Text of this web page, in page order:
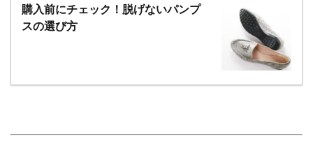
購入前にチェック！脱げないパンプ
スの選び方